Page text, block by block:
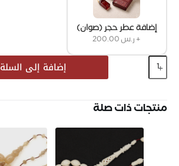
إضافة عطر حجر (صوان)
+ر.س
إضافة إلى السلة
منتجات ذات صلة